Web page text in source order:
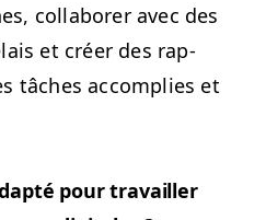
col­la­bor­er avec des
et créer des rap­
tâch­es accom­plies et
pour tra­vailler